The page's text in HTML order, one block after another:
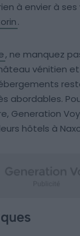
à envier à ses
.
, ne manquez
vénitien
abordables.
Generation
hôtels à